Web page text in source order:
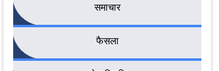
समाचार
फैसला